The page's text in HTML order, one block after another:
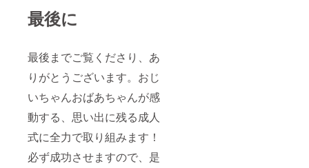
最後に
最後までご覧くださり、あ
りがとうございます。おじ
いちゃんおばあちゃんが感
動する、思い出に残る成人
式に全力で取り組みます！
必ず成功させますので、是